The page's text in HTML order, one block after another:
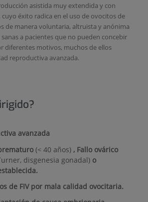
asistida muy extendida y con
éxito radica en el uso de ovocitos de
de manera voluntaria, altruista y anónima
a pacientes que no pueden concebir
diferentes motivos, muchos de ellos
reproductiva avanzada.
avanzada
(< 40 años), Fallo ovárico
disgenesia gonadal)o
de FIV por mala calidad ovocitaria.